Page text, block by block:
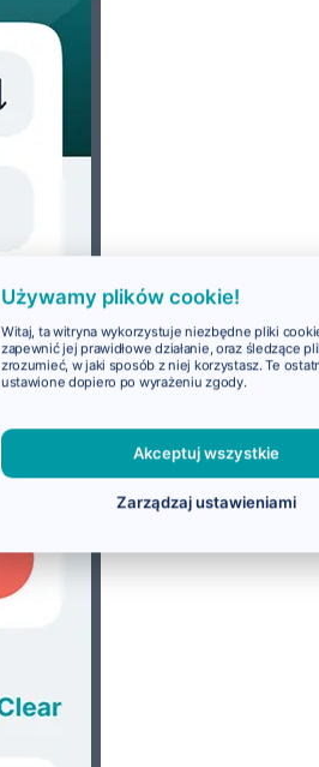
Używamy plików cookie!
Witaj, ta witryna wykorzystuje niezbędne pliki
zapewnić jej prawidłowe działanie, oraz śledzące
zrozumieć, w jaki sposób z niej korzystasz. Te
ustawione dopiero po wyrażeniu zgody.
Akceptuj wszystkie
Zarządzaj ustawieniami